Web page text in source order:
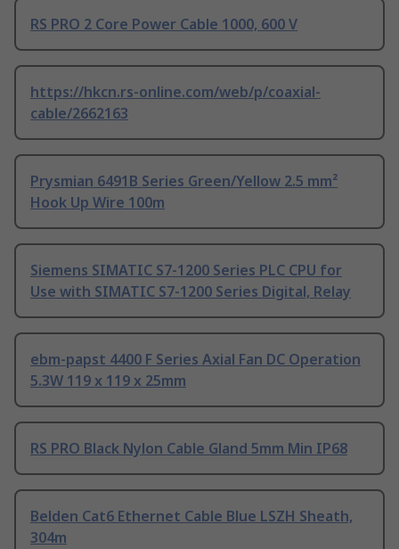
RS PRO 2 Core Power Cable 1000, 600 V
https://hkcn.rs-online.com/web/p/coaxial-
cable/2662163
Prysmian 6491B Series Green/Yellow 2.5 mm²
Hook Up Wire 100m
Siemens SIMATIC S7-1200 Series PLC CPU for
Use with SIMATIC S7-1200 Series Digital, Relay
ebm-papst 4400 F Series Axial Fan DC Operation
5.3W 119 x 119 x 25mm
RS PRO Black Nylon Cable Gland 5mm Min IP68
Belden Cat6 Ethernet Cable Blue LSZH Sheath,
304m